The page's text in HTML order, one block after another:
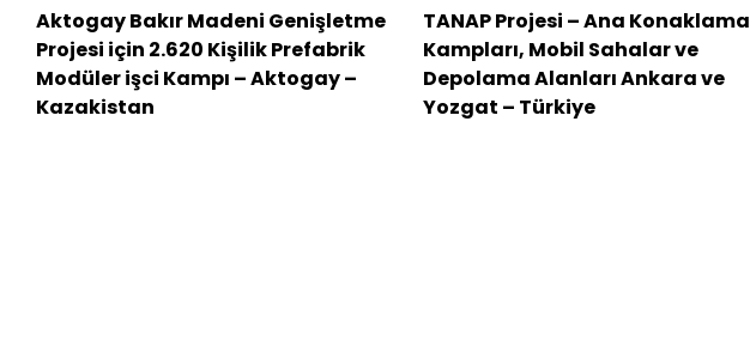
Aktogay Bakır Madeni Genişletme
Projesi için 2.620 Kişilik Prefabrik
Modüler işci Kampı – Aktogay –
Kazakistan
TANAP Projesi – Ana Konaklama
Kampları, Mobil Sahalar ve
Depolama Alanları Ankara ve
Yozgat – Türkiye